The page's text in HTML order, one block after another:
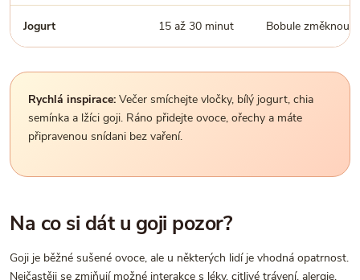
Jogurt 15 až 30 minut Bobule změknou
Rychlá inspirace: Večer smíchejte vločky, bílý jogurt, chia
semínka a lžíci goji. Ráno přidejte ovoce, ořechy a máte
připravenou snídani bez vaření.
Na co si dát u goji pozor?
Goji je běžné sušené ovoce, ale u některých lidí je vhodná opatrnost.
Nejčastěji se zmiňují možné interakce s léky, citlivé trávení, alergie,